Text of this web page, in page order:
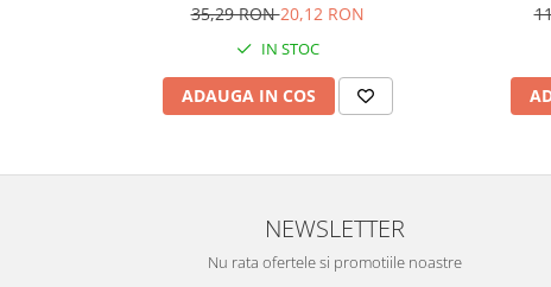
35,29 RON20,12 RON
IN STOC
ADAUGA IN COS
NEWSLETTER
Nu rata ofertele si promotiile noastre